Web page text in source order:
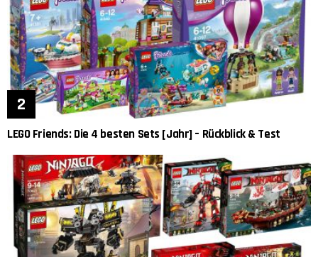
LEGO Friends: Die 4 besten Sets [Jahr] – Rückblick & Test